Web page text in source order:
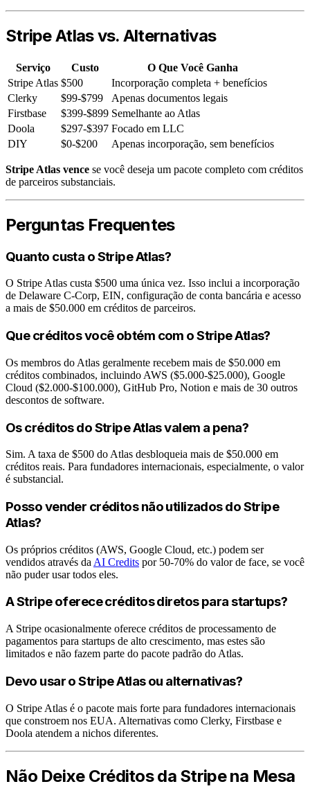
Stripe Atlas vs. Alternativas
Serviço Custo
O Que Você Ganha
Stripe Atlas $500
Incorporação completa + benefícios
Clerky
$99-$799
Apenas documentos legais
Firstbase
$399-$899 Semelhante ao Atlas
Doola
$297-$397 Focado em LLC
DIY
$0-$200 Apenas incorporação, sem benefícios
Stripe Atlas vence se você deseja um pacote completo com créditos
de parceiros substanciais.
Perguntas Frequentes
Quanto custa o Stripe Atlas?
O Stripe Atlas custa $500 uma única vez. Isso inclui a incorporação
de Delaware C-Corp, EIN, configuração de conta bancária e acesso
a mais de $50.000 em créditos de parceiros.
Que créditos você obtém com o Stripe Atlas?
Os membros do Atlas geralmente recebem mais de $50.000 em
créditos combinados, incluindo AWS ($5.000-$25.000), Google
Cloud ($2.000-$100.000), GitHub Pro, Notion e mais de 30 outros
descontos de software.
Os créditos do Stripe Atlas valem a pena?
Sim. A taxa de $500 do Atlas desbloqueia mais de $50.000 em
créditos reais. Para fundadores internacionais, especialmente, o valor
é substancial.
Posso vender créditos não utilizados do Stripe
Atlas?
Os próprios créditos (AWS, Google Cloud, etc.) podem ser
vendidos através da AI Credits por 50-70% do valor de face, se você
não puder usar todos eles.
A Stripe oferece créditos diretos para startups?
A Stripe ocasionalmente oferece créditos de processamento de
pagamentos para startups de alto crescimento, mas estes são
limitados e não fazem parte do pacote padrão do Atlas.
Devo usar o Stripe Atlas ou alternativas?
O Stripe Atlas é o pacote mais forte para fundadores internacionais
que constroem nos EUA. Alternativas como Clerky, Firstbase e
Doola atendem a nichos diferentes.
Não Deixe Créditos da Stripe na Mesa